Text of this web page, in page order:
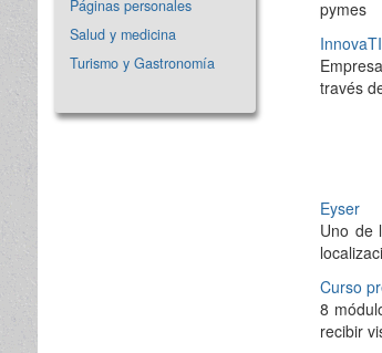
Páginas personales
Salud y medicina
Turismo y Gastronomía
pymes
través
Eyser
Uno de
Curso
8
recibir